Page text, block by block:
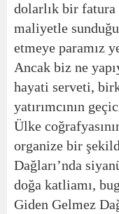
dolarlık bir fatura
maliyetle
etmeye paramız
Ancak biz ne
hayati serveti,
yatırımcının
Ülke
organize bir
Dağları’nda
doğa katliamı,
Giden Gelmez